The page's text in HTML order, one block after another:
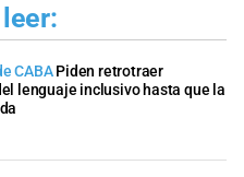
CABA Piden retrotraer
lenguaje inclusivo hasta que la